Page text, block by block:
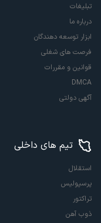
تبلیغات
درباره ما
ابزار توسعه دهندگان
فرصت های شغلی
قوانین و مقررات
DMCA
آگهی دولتی
تیم های داخلی
استقلال
پرسپولیس
تراکتور
ذوب آهن